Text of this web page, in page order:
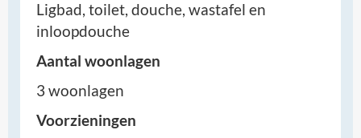
Ligbad, toilet, douche, wastafel en
inloopdouche
Aantal woonlagen
3 woonlagen
Voorzieningen